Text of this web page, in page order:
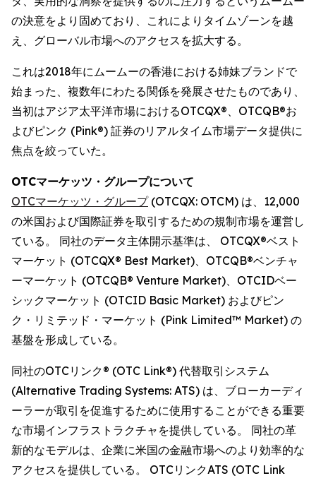
の決意をより固めており、これによりタイムゾーンを越
え、グローバル市場へのアクセスを拡大する。
これは2018年にムームーの香港における姉妹ブランドで
始まった、複数年にわたる関係を発展させたものであり、
当初はアジア太平洋市場におけるOTCQX®、OTCQB®お
よびピンク (Pink®) 証券のリアルタイム市場データ提供に
焦点を絞っていた。
OTCマーケッツ・グループについて
OTCマーケッツ・グループ(OTCQX: OTCM) は、12,000
の米国および国際証券を取引するための規制市場を運営し
ている。 同社のデータ主体開示基準は、 OTCQX®ベスト
マーケット (OTCQX® Best Market)、OTCQB®ベンチャ
ーマーケット (OTCQB® Venture Market)、OTCIDベー
シックマーケット (OTCID Basic Market) およびピン
ク・リミテッド・マーケット (Pink Limited™ Market) の
基盤を形成している。
同社のOTCリンク® (OTC Link®) 代替取引システム
(Alternative Trading Systems: ATS) は、ブローカーディ
ーラーが取引を促進するために使用することができる重要
な市場インフラストラクチャを提供している。 同社の革
新的なモデルは、企業に米国の金融市場へのより効率的な
アクセスを提供している。 OTCリンクATS (OTC Link